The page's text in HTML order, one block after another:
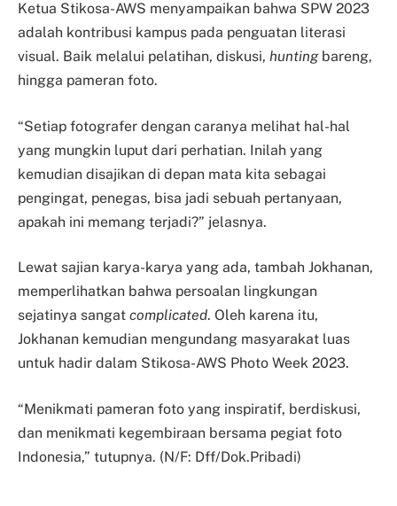
Ketua Stikosa-AWS menyampaikan bahwa SPW 2023
adalah kontribusi kampus pada penguatan literasi
visual. Baik melalui pelatihan, diskusi, huntingbareng,
hingga pameran foto.
“Setiap fotografer dengan caranya melihat hal-hal
yang mungkin luput dari perhatian. Inilah yang
kemudian disajikan di depan mata kita sebagai
pengingat, penegas, bisa jadi sebuah pertanyaan,
apakah ini memang terjadi?” jelasnya.
Lewat sajian karya-karya yang ada, tambah Jokhanan,
memperlihatkan bahwa persoalan lingkungan
sejatinya sangat complicated. Oleh karena itu,
Jokhanan kemudian mengundang masyarakat luas
untuk hadir dalam Stikosa-AWS Photo Week 2023.
“Menikmati pameran foto yang inspiratif, berdiskusi,
dan menikmati kegembiraan bersama pegiat foto
Indonesia,” tutupnya. (N/F: Dff/Dok.Pribadi)